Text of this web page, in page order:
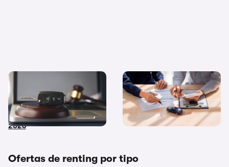
Coches de subasta pública:
dónde y cómo comprar
coches embargados en
2026
Diferencias entre
financiación y renting ¿Cuál
me interesa más?
Ofertas de renting por tipo